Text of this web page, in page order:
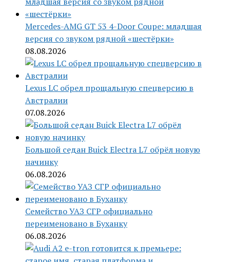
Mercedes-AMG GT 53 4-Door Coupe: младшая
версия со звуком рядной «шестёрки»
08.08.2026
Lexus LC обрел прощальную спецверсию в
Австралии
07.08.2026
Большой седан Buick Electra L7 обрёл новую
начинку
06.08.2026
Семейство УАЗ СГР официально
переименовано в Буханку
06.08.2026